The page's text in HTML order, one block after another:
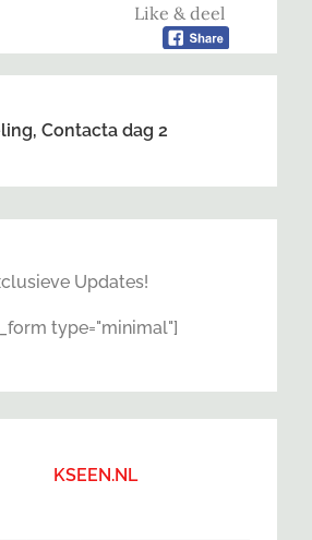
Like & deel
Contacta dag 2
Updates!
type="minimal"]
KSEEN.NL